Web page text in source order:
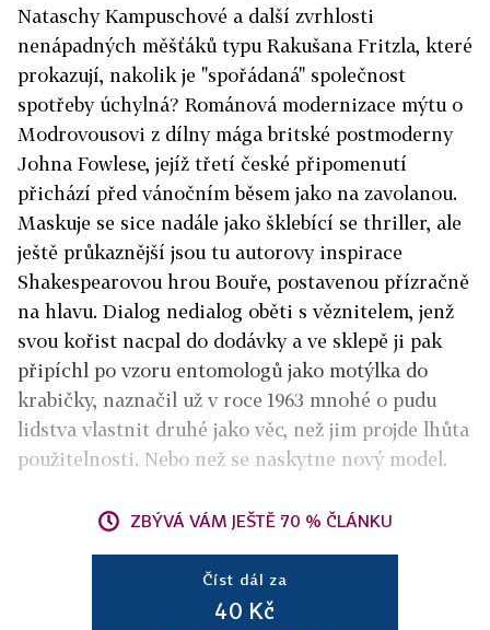
Nataschy Kampuschové a další zvrhlosti
nenápadných měšťáků typu Rakušana Fritzla, které
prokazují, nakolik je "spořádaná" společnost
spotřeby úchylná? Románová modernizace mýtu o
Modrovousovi z dílny mága britské postmoderny
Johna Fowlese, jejíž třetí české připomenutí
přichází před vánočním běsem jako na zavolanou.
Maskuje se sice nadále jako šklebící se thriller, ale
ještě průkaznější jsou tu autorovy inspirace
Shakespearovou hrou Bouře, postavenou přízračně
na hlavu. Dialog nedialog oběti s věznitelem, jenž
svou kořist nacpal do dodávky a ve sklepě ji pak
připíchl po vzoru entomologů jako motýlka do
krabičky, naznačil už v roce 1963 mnohé o pudu
lidstva vlastnit druhé jako věc, než jim projde lhůta
použitelnosti. Nebo než se naskytne nový model.
ZBÝVÁ VÁM JEŠTĚ 70 % ČLÁNKU
Číst dál za
40 Kč